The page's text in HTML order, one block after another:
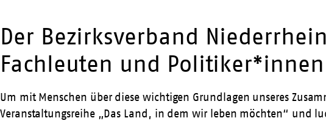
Der Bezirksverband
Fachleuten und
Um mit Menschen über diese wichtigen Grundlagen unseres
Veranstaltungsreihe „Das Land, in dem wir leben möchten“ und